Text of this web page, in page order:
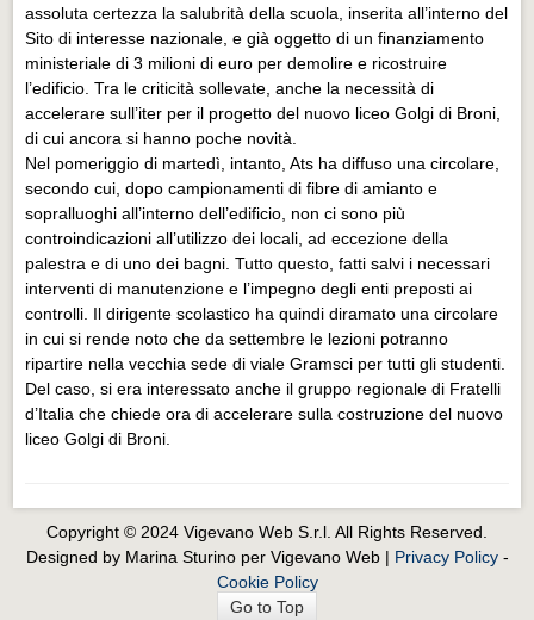
assoluta certezza la salubrità della scuola, inserita all’interno del
Sito di interesse nazionale, e già oggetto di un finanziamento
ministeriale di 3 milioni di euro per demolire e ricostruire
l’edificio. Tra le criticità sollevate, anche la necessità di
accelerare sull’iter per il progetto del nuovo liceo Golgi di Broni,
di cui ancora si hanno poche novità.
Nel pomeriggio di martedì, intanto, Ats ha diffuso una circolare,
secondo cui, dopo campionamenti di fibre di amianto e
sopralluoghi all’interno dell’edificio, non ci sono più
controindicazioni all’utilizzo dei locali, ad eccezione della
palestra e di uno dei bagni. Tutto questo, fatti salvi i necessari
interventi di manutenzione e l’impegno degli enti preposti ai
controlli. Il dirigente scolastico ha quindi diramato una circolare
in cui si rende noto che da settembre le lezioni potranno
ripartire nella vecchia sede di viale Gramsci per tutti gli studenti.
Del caso, si era interessato anche il gruppo regionale di Fratelli
d’Italia che chiede ora di accelerare sulla costruzione del nuovo
liceo Golgi di Broni.
Copyright © 2024 Vigevano Web S.r.l. All Rights Reserved.
Designed by Marina Sturino per Vigevano Web | Privacy Policy-
Cookie Policy
Go to Top